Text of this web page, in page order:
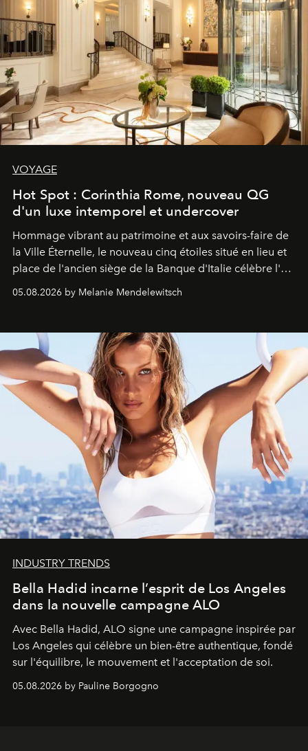
VOYAGE
Hot Spot : Corinthia Rome, nouveau QG
d'un luxe intemporel et undercover
Hommage vibrant au patrimoine et aux savoirs-faire de
la Ville Éternelle, le nouveau cinq étoiles situé en lieu et
place de l'ancien siège de la Banque d'Italie célèbre l'art
05.08.2026 by Melanie Mendelewitsch
INDUSTRY TRENDS
Bella Hadid incarne l’esprit de Los Angeles
dans la nouvelle campagne ALO
Avec Bella Hadid, ALO signe une campagne inspirée par
Los Angeles qui célèbre un bien-être authentique, fondé
sur l'équilibre, le mouvement et l'acceptation de soi.
05.08.2026 by Pauline Borgogno